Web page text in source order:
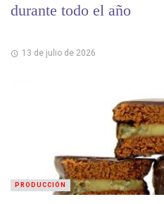
durante todo el año
13 de julio de 2026
PRODUCCIÓN